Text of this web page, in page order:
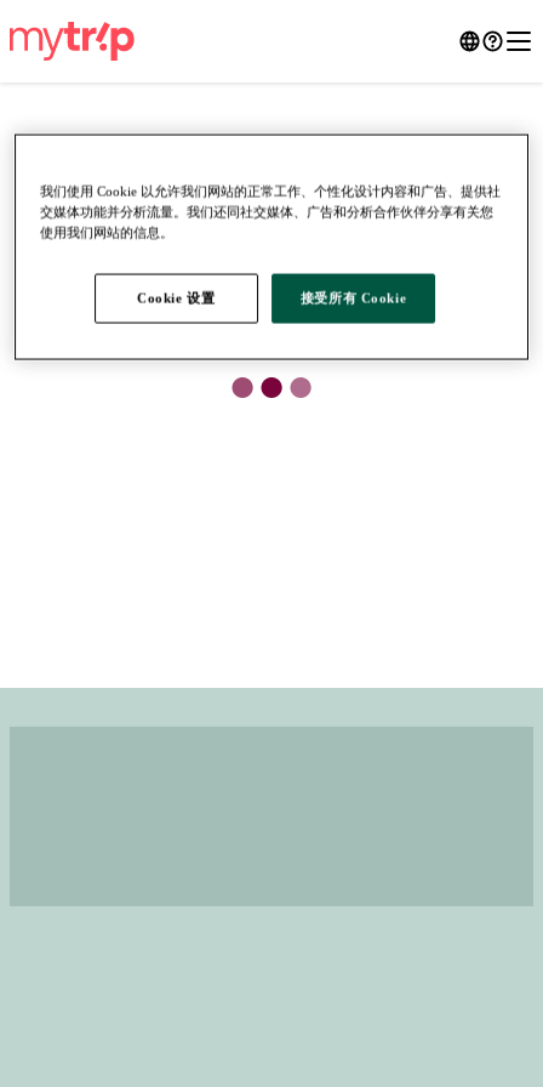
●●●
我们使用 Cookie 以允许我们网站的正常工作、个性化设计内容和广告、提供社
交媒体功能并分析流量。我们还同社交媒体、广告和分析合作伙伴分享有关您
使用我们网站的信息。
Cookie 设置 接受所有 Cookie